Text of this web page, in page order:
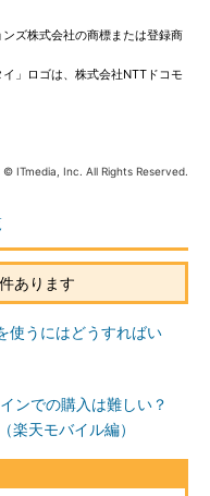
ズ株式会社の商標または登録商
」ロゴは、株式会社NTTドコモ
ITmedia, Inc. All Rights Reserved.
あります
使うにはどうすればい
ンでの購入は難しい？
楽天モバイル編）